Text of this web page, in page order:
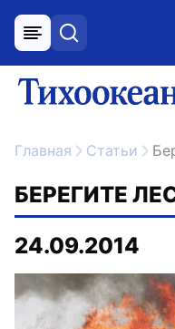
меню поиск
Главная Статьи
БЕРЕГИТЕ
24.09.2014